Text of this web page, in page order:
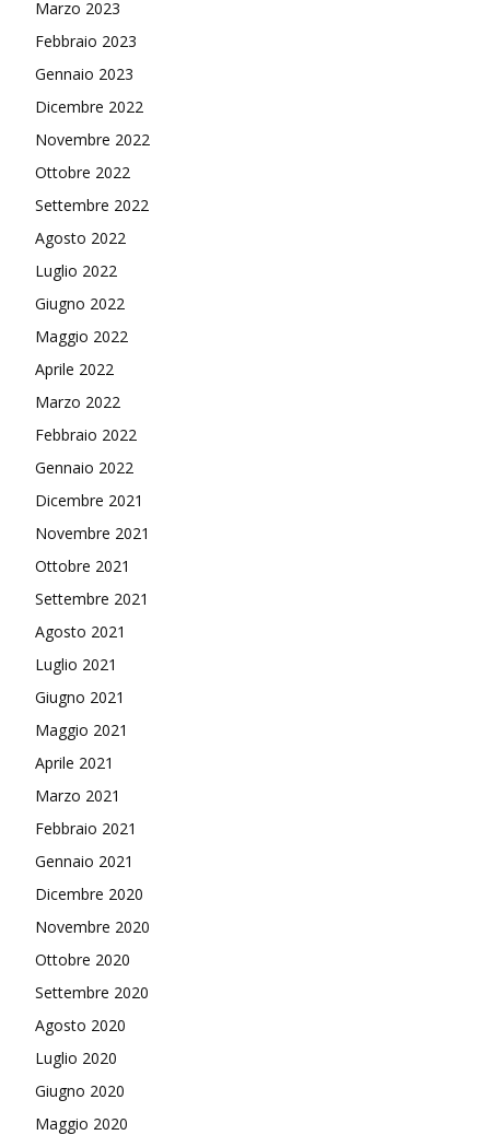
Marzo 2023
Febbraio 2023
Gennaio 2023
Dicembre 2022
Novembre 2022
Ottobre 2022
Settembre 2022
Agosto 2022
Luglio 2022
Giugno 2022
Maggio 2022
Aprile 2022
Marzo 2022
Febbraio 2022
Gennaio 2022
Dicembre 2021
Novembre 2021
Ottobre 2021
Settembre 2021
Agosto 2021
Luglio 2021
Giugno 2021
Maggio 2021
Aprile 2021
Marzo 2021
Febbraio 2021
Gennaio 2021
Dicembre 2020
Novembre 2020
Ottobre 2020
Settembre 2020
Agosto 2020
Luglio 2020
Giugno 2020
Maggio 2020